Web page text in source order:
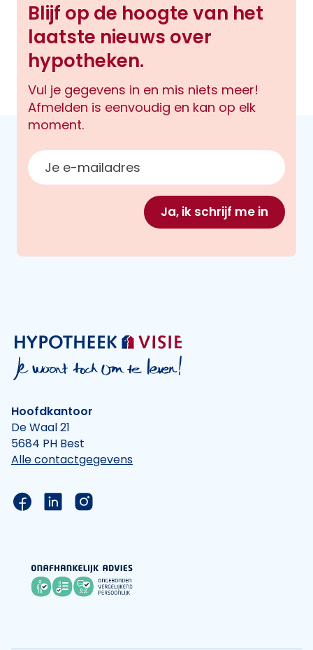
Blijf op de hoogte van het
laatste nieuws over
hypotheken.
Vul je gegevens in en mis niets meer!
Afmelden is eenvoudig en kan op elk
moment.
E-mailadres
Ja, ik schrijf me in
Hoofdkantoor
De Waal 21
5684 PH Best
Alle contactgegevens
Link naar de Facebook pagina van Hypotheek
Link naar de LinkedIn pagina van
Link naar de Instagram pagina van